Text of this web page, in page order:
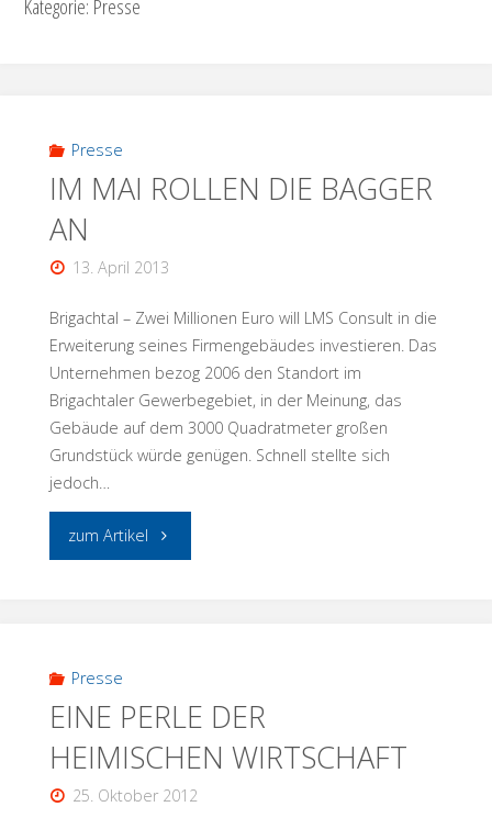
Kategorie: Presse
Presse
IM MAI ROLLEN DIE BAGGER
AN
13. April 2013
Brigachtal – Zwei Millionen Euro will LMS Consult in die
Erweiterung seines Firmengebäudes investieren. Das
Unternehmen bezog 2006 den Standort im
Brigachtaler Gewerbegebiet, in der Meinung, das
Gebäude auf dem 3000 Quadratmeter großen
Grundstück würde genügen. Schnell stellte sich
jedoch…
zum Artikel "IM
BAGGER
AN"
Presse
EINE PERLE DER
HEIMISCHEN WIRTSCHAFT
25. Oktober 2012